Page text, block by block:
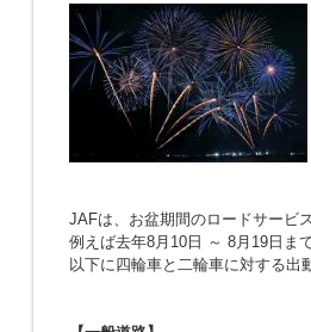
JAFは、お盆期間のロードサービ
例えば去年8月10日 ～ 8月19日ま
以下に四輪車と二輪車に対する出